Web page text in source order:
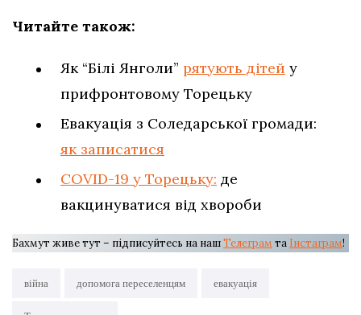
Читайте також:
Як “Білі Янголи” рятують дітей у
прифронтовому Торецьку
Евакуація з Соледарської громади:
як записатися
COVID-19 у Торецьку: де
вакцинуватися від хвороби
Бахмут живе тут – підписуйтесь на нашТелеграм та Інстаграм!
війна допомога переселенцям евакуація